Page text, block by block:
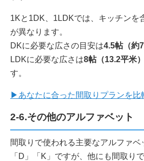
1Kと1DK、1LDKでは、キッチンを
が異なります。
DKに必要な広さの目安は4.5帖（約
LDKに必要な広さは8帖（13.2平米
す。
▶あなたに合った間取りプランを比
2-6.その他のアルファベット
間取りで使われる主要なアルファベ
「D」「K」ですが、他にも間取り